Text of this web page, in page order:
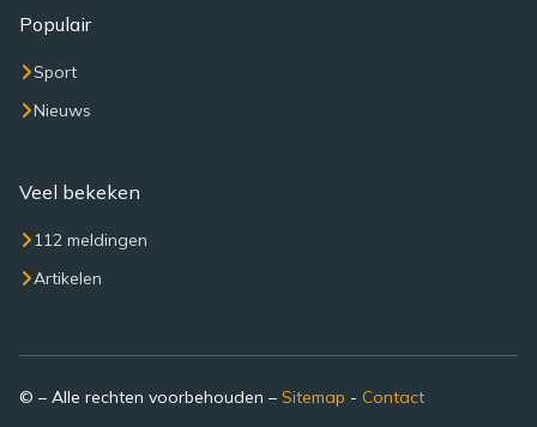
Populair
Sport
Nieuws
Veel bekeken
112 meldingen
Artikelen
© – Alle rechten voorbehouden – Sitemap - Contact